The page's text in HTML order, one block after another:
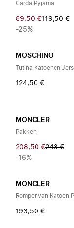
Garda Pyjama
89,50 €119,50 €
-25%
MOSCHINO
124,50 €
MONCLER
Pakken
208,50 €248 €
-16%
MONCLER
193,50 €